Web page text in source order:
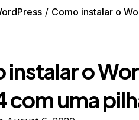
Como instalar o
instalar o
uma